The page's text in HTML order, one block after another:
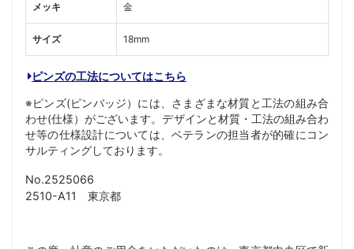
メッキ 金
サイズ 18mm
ピンズの工法についてはこちら
※ピンズ(ピンバッジ）には、さまざまな材質と工法の組み合
わせ(仕様）がございます。デザインと材質・工法の組み合わ
せ等の仕様設計については、ベテランの担当者が的確にコン
サルティングしております。
No.2525066
2510-A11 東京都